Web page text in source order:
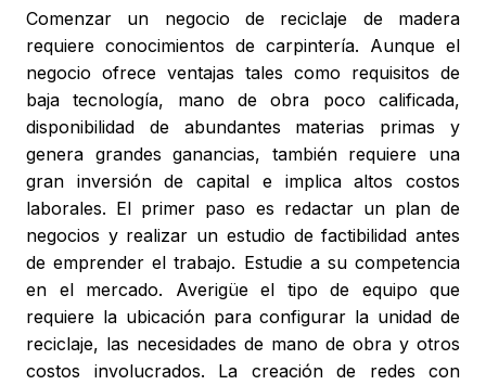
Comenzar un negocio de reciclaje de madera
requiere conocimientos de carpintería. Aunque el
negocio ofrece ventajas tales como requisitos de
baja tecnología, mano de obra poco calificada,
disponibilidad de abundantes materias primas y
genera grandes ganancias, también requiere una
gran inversión de capital e implica altos costos
laborales. El primer paso es redactar un plan de
negocios y realizar un estudio de factibilidad antes
de emprender el trabajo. Estudie a su competencia
en el mercado. Averigüe el tipo de equipo que
requiere la ubicación para configurar la unidad de
reciclaje, las necesidades de mano de obra y otros
costos involucrados. La creación de redes con